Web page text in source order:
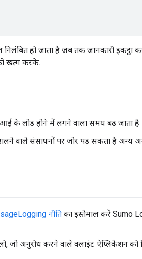
हो जाता है जब तक जानकारी इकट्ठा
खत्म करके.
के लोड होने में लगने वाला समय बढ़ जाता है
वाले संसाधनों पर ज़ोर पड़ सकता है अन्य
नीति का इस्तेमाल करें Sumo
जो अनुरोध करने वाले क्लाइंट ऐप्लिकेशन को